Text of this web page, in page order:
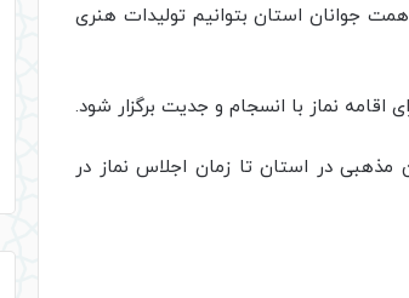
جوانان استان بتوانیم تولیدات هنری
اقامه نماز با انسجام و جدیت برگزار شود.
در استان تا زمان اجلاس نماز در